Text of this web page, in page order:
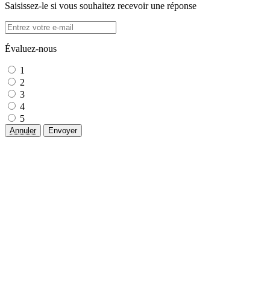
Saisissez-le si vous souhaitez recevoir une réponse
Évaluez-nous
1
2
3
4
5
Annuler Envoyer